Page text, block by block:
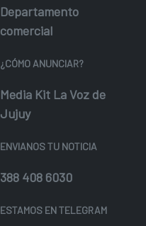
Departamento
comercial
¿CÓMO ANUNCIAR?
Media Kit La Voz de
Jujuy
ENVIANOS TU NOTICIA
388 408 6030
ESTAMOS EN TELEGRAM